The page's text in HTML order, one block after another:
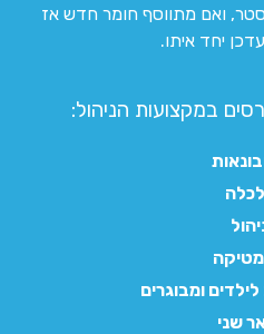
ואם מתווסף חומר חדש אז
יחד איתו.
במקצועות הניהול:
ומבוגרים
שני